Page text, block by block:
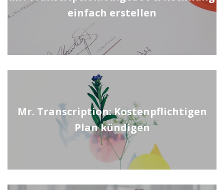
einfach erstellen
Mr. Transcription: Kostenpflichtigen
Plan kündigen